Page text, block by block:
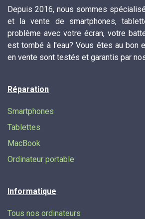
Depuis 2016, nous sommes
et la vente de smartphones,
problème avec votre écran, votre
est tombé à l'eau? Vous êtes au bon
en vente sont testés et garantis par
Réparation
Smartphones
Tablettes
MacBook
Ordinateur portable
Informatique
Tous nos ordinateurs